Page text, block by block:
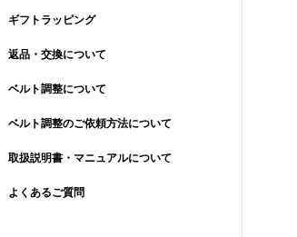
ギフトラッピング
返品・交換について
ベルト調整について
ベルト調整のご依頼方法について
取扱説明書・マニュアルについて
よくあるご質問